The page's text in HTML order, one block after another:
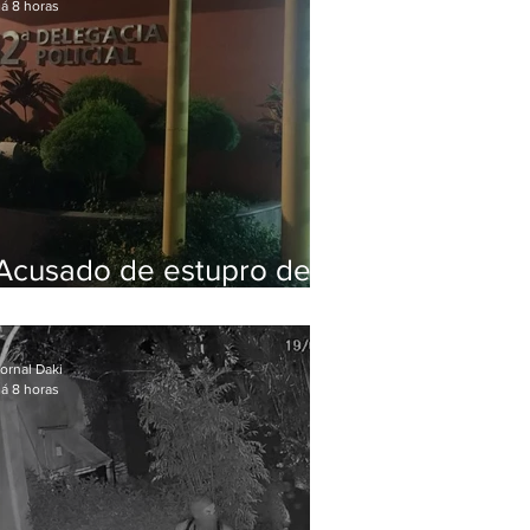
de estupro de
8 horas
Daki
8 horas